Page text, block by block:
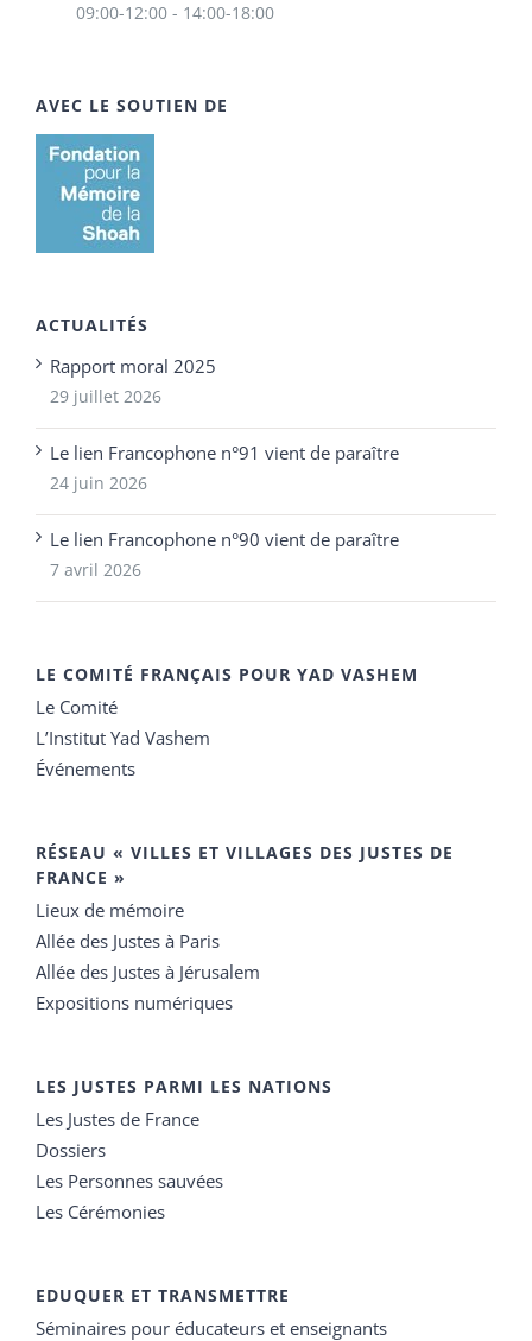
09:00-12:00 - 14:00-18:00
AVEC LE SOUTIEN DE
ACTUALITÉS
Rapport moral 2025
29 juillet 2026
Le lien Francophone n°91 vient de paraître
24 juin 2026
Le lien Francophone n°90 vient de paraître
7 avril 2026
LE COMITÉ FRANÇAIS POUR YAD VASHEM
Le Comité
L’Institut Yad Vashem
Événements
RÉSEAU « VILLES ET VILLAGES DES JUSTES DE
FRANCE »
Lieux de mémoire
Allée des Justes à Paris
Allée des Justes à Jérusalem
Expositions numériques
LES JUSTES PARMI LES NATIONS
Les Justes de France
Dossiers
Les Personnes sauvées
Les Cérémonies
EDUQUER ET TRANSMETTRE
Séminaires pour éducateurs et enseignants